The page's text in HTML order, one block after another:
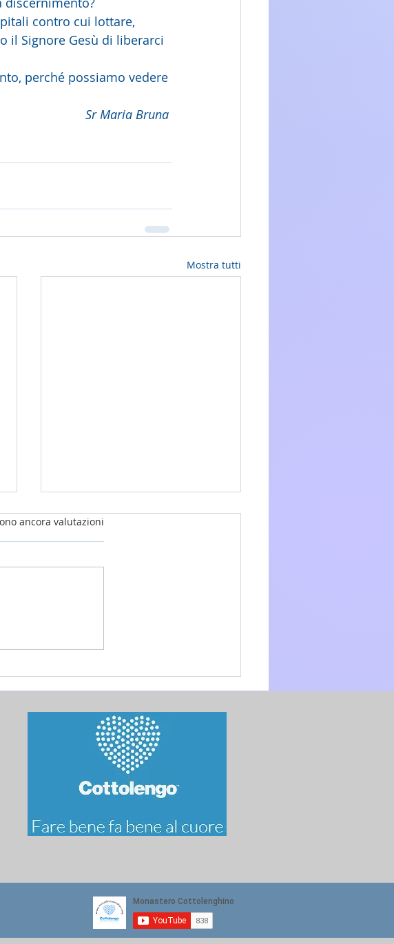
contro cui lottare,
il Signore Gesù di liberarci
perché possiamo vedere
Sr Maria Bruna
Mostra tutti
su 5.ancora valutazioni